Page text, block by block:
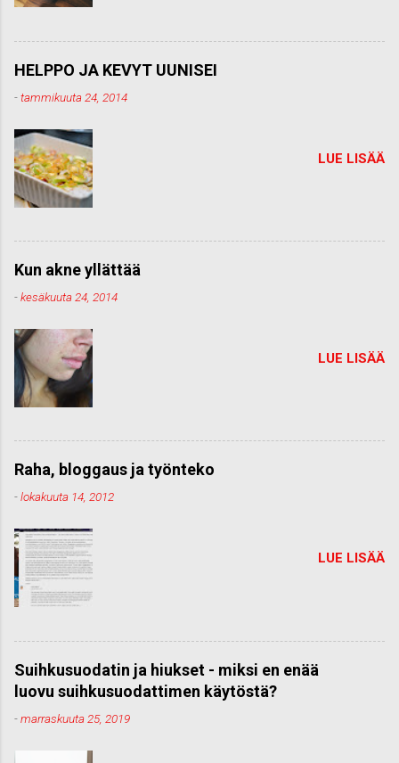
HELPPO JA KEVYT UUNISEI
-tammikuuta 24, 2014
LUE LISÄÄ
Kun akne yllättää
-kesäkuuta 24, 2014
LUE LISÄÄ
Raha, bloggaus ja työnteko
-lokakuuta 14, 2012
LUE LISÄÄ
Suihkusuodatin ja hiukset - miksi en enää
luovu suihkusuodattimen käytöstä?
-marraskuuta 25, 2019